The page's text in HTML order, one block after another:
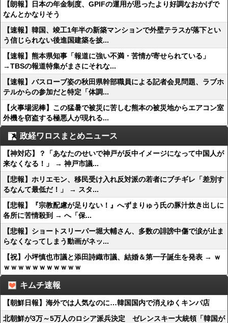
【朗報】日本の年金制度、GPIFの運用が思ったより好調なおかげで
なんとかなりそう
【速報】韓国、竣工1年半の新築マンションで外壁テラスが落下とい
う信じられない後進国建築を披...
【速報】熊本県知事「報道に強い不満・苦情が寄せられている」
→TBSの報道特集がまさにそれな...
【速報】バスローブ姿の秋田県幹部職員による記者会見問題、ラブホ
テルからの参加だと特定「体調...
【火事場泥棒】この猛暑で被災に苦しむ熊本の被災地からエアコン室
外機を窃盗する極悪人が現れる...
政経ワロスまとめニュース
【神対応】？「あなたのせいで神戸が反中イメージになって中国人が
来なくなる！」 → 神戸市議...
【悲報】ホリエモン、移民受け入れ反対派の若者にブチギレ「差別す
るなんて最低だ！」 → スタ...
【悲報】『宗教配慮が足りない！』へずまりゅう氏の豚汁炊き出しに
各所に苦情殺到 → へ「保...
【悲報】ショートスリーパー堀大輔さん、多数の誹謗中傷で涙が止ま
らなくなってしまう動画がネッ...
【祝】小坪慎也市議と添田詩織市議、結婚＆第一子誕生を発表 → ｗ
ｗｗｗｗｗｗｗｗｗｗｗ
キムチ速報
【朝鮮日報】海外では人気なのに…韓国国内で消えゆくキンパ店
北朝鮮が3万～5万人のロシア派兵決定 ゼレンスキー大統領「韓国が